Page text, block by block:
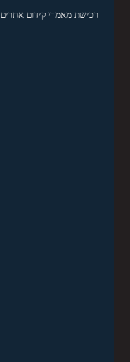
רכישת מאמרי קידום אתרים